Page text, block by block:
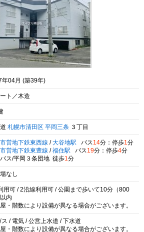
年04月 (築39年)
ト／木造
札幌市清田区 平岡三条 ３丁目
営地下鉄東西線 / 大谷地駅 バス 14分：停歩1 分
営地下鉄東豊線 / 福住駅 バス 19分：停歩4分
ス/平岡３条団地 徒歩1 分
なし
用可 / 2沿線利用可 / 公園まで歩いて10分（800
内
・階数により設備が異なる場合がございます。
ス / 電気 / 公営上水道 / 下水道
・階数により設備が異なる場合がございます。